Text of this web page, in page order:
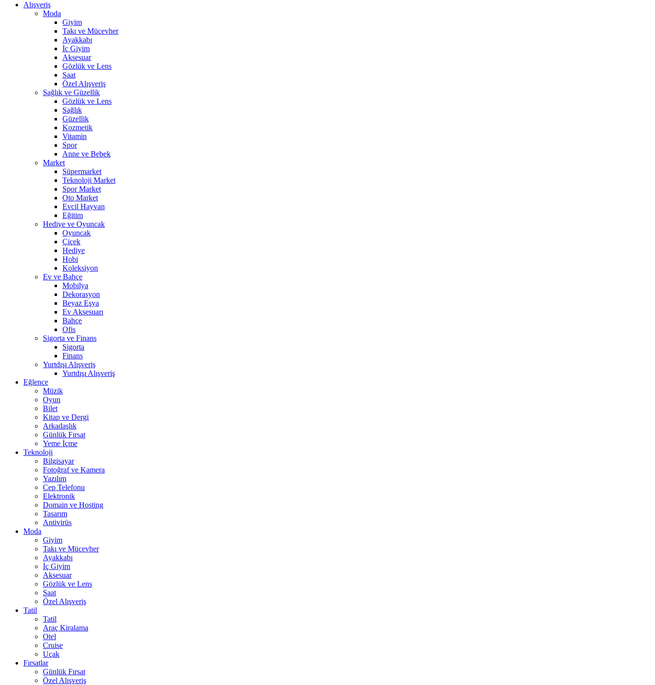
Alışveriş
Moda
Giyim
Takı ve Mücevher
Ayakkabı
İç Giyim
Aksesuar
Gözlük ve Lens
Saat
Özel Alışveriş
Sağlık ve Güzellik
Gözlük ve Lens
Sağlık
Güzellik
Kozmetik
Vitamin
Spor
Anne ve Bebek
Market
Süpermarket
Teknoloji Market
Spor Market
Oto Market
Evcil Hayvan
Eğitim
Hediye ve Oyuncak
Oyuncak
Çiçek
Hediye
Hobi
Koleksiyon
Ev ve Bahçe
Mobilya
Dekorasyon
Beyaz Eşya
Ev Aksesuarı
Bahçe
Ofis
Sigorta ve Finans
Sigorta
Finans
Yurtdışı Alışveriş
Yurtdışı Alışveriş
Eğlence
Müzik
Oyun
Bilet
Kitap ve Dergi
Arkadaşlık
Günlük Fırsat
Yeme İçme
Teknoloji
Bilgisayar
Fotoğraf ve Kamera
Yazılım
Cep Telefonu
Elektronik
Domain ve Hosting
Tasarım
Antivirüs
Moda
Giyim
Takı ve Mücevher
Ayakkabı
İç Giyim
Aksesuar
Gözlük ve Lens
Saat
Özel Alışveriş
Tatil
Tatil
Araç Kiralama
Otel
Cruise
Uçak
Fırsatlar
Günlük Fırsat
Özel Alışveriş